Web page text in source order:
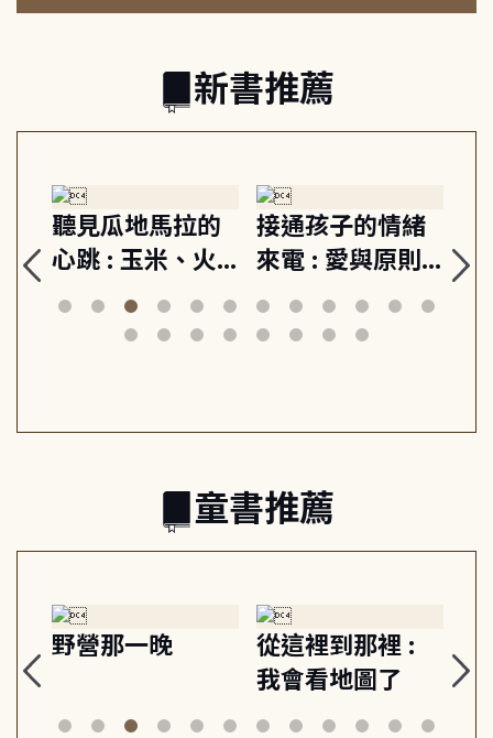
新書推薦
聽見瓜地馬拉的
心跳 : 玉米、火
山與信仰, 外交官
筆下的現代馬雅
接通孩子的情緒
來電 : 愛與原則,
建立教養的安定
節奏 22個行動練
關
童書推薦
野營那一晚
從這裡到那裡 :
我會看地圖了
美